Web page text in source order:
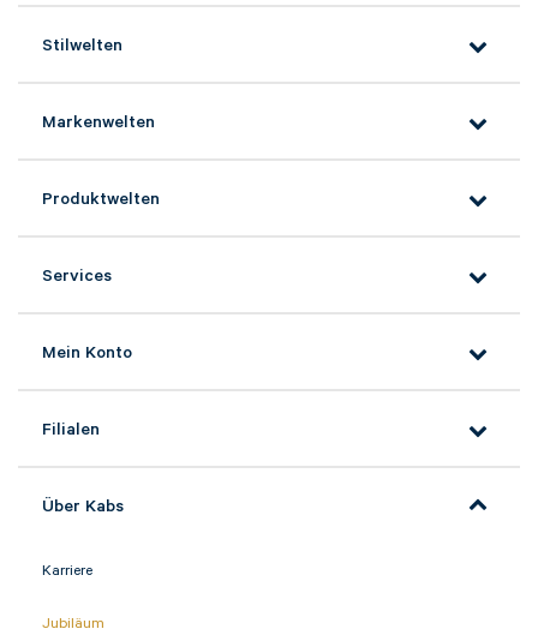
Stilwelten
Markenwelten
Produktwelten
Services
Mein Konto
Filialen
Über Kabs
Karriere
Jubiläum